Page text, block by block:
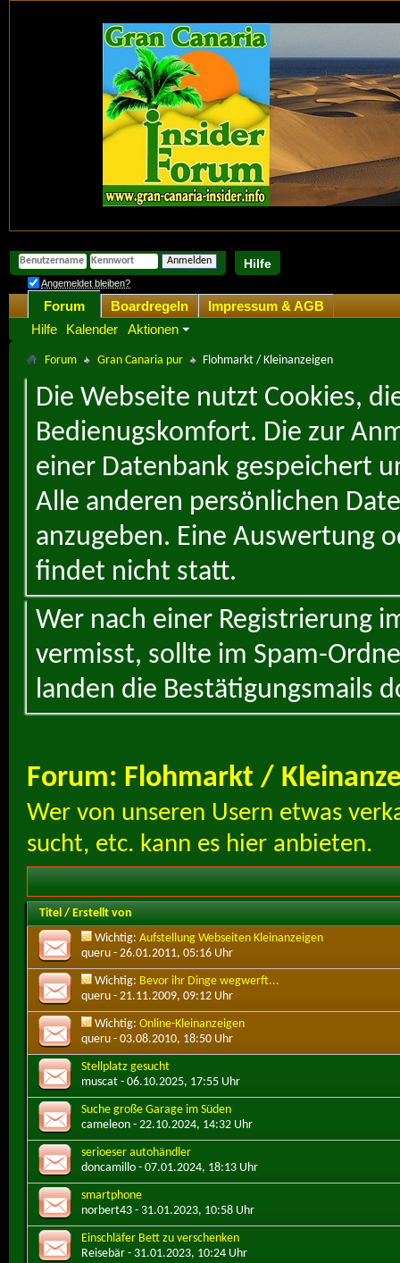
Hilfe
Angemeldet bleiben?
Forum
Hilfe
Kalender Aktionen
Boardregeln Impressum & AGB
Forum Gran Canaria pur Flohmarkt / Kleinanzeigen
Die Webseite nutzt Cookies,
Bedienugskomfort. Die zur
einer Datenbank gespeichert
Alle anderen persönlichen
anzugeben. Eine Auswertung
findet nicht statt.
Wer nach einer Registrierung
vermisst, sollte im Spam-
landen die Bestätigungsmails
Forum: Flohmarkt /
Wer von unseren Usern etwas
sucht, etc. kann es hier anbieten.
Titel / Erstellt von
Wichtig: Aufstellung Webseiten Kleinanzeigen
queru - 26.01.2011, 05:16 Uhr
Wichtig: Bevor ihr Dinge wegwerft...
queru - 21.11.2009, 09:12 Uhr
Wichtig: Online-Kleinanzeigen
queru - 03.08.2010, 18:50 Uhr
Stellplatz gesucht
muscat - 06.10.2025, 17:55 Uhr
Suche große Garage im Süden
cameleon - 22.10.2024, 14:32 Uhr
serioeser autohändler
doncamillo - 07.01.2024, 18:13 Uhr
smartphone
norbert43 - 31.01.2023, 10:58 Uhr
Einschläfer Bett zu verschenken
Reisebär - 31.01.2023, 10:24 Uhr